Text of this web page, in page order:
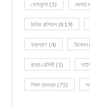
খেলাধূলো (5) জেলার
দৈনিক রাশিফল (819)
বন্যপ্রাণ (4) বিনোদন
রান্না-রেসিপী (1)
শিক্ষা ব্যবস্থা (75)